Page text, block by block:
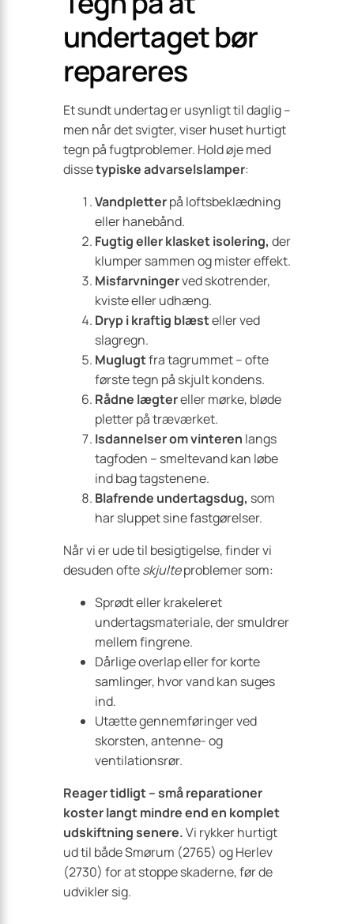
undertaget bør
repareres
Et sundt undertag er usynligt til daglig –
men når det svigter, viser huset hurtigt
tegn på fugtproblemer. Hold øje med
dissetypiske advarselslamper:
Vandpletterpå loftsbeklædning
eller hanebånd.
Fugtig eller klasket isolering, der
klumper sammen og mister effekt.
Misfarvningerved skotrender,
kviste eller udhæng.
Dryp i kraftig blæsteller ved
slagregn.
Muglugtfra tagrummet – ofte
første tegn på skjult kondens.
Rådne lægtereller mørke, bløde
pletter på træværket.
Isdannelser om vinteren langs
tagfoden – smeltevand kan løbe
ind bag tagstenene.
Blafrende undertagsdug, som
har sluppet sine fastgørelser.
Når vi er ude til besigtigelse, finder vi
desuden ofteskjulteproblemer som:
Sprødt eller krakeleret
undertagsmateriale, der smuldrer
mellem fingrene.
Dårlige overlap eller for korte
samlinger, hvor vand kan suges
ind.
Utætte gennemføringer ved
skorsten, antenne- og
ventilationsrør.
Reager tidligt – små reparationer
koster langt mindre end en komplet
udskiftning senere.Vi rykker hurtigt
ud til både Smørum (2765) og Herlev
(2730) for at stoppe skaderne, før de
udvikler sig.